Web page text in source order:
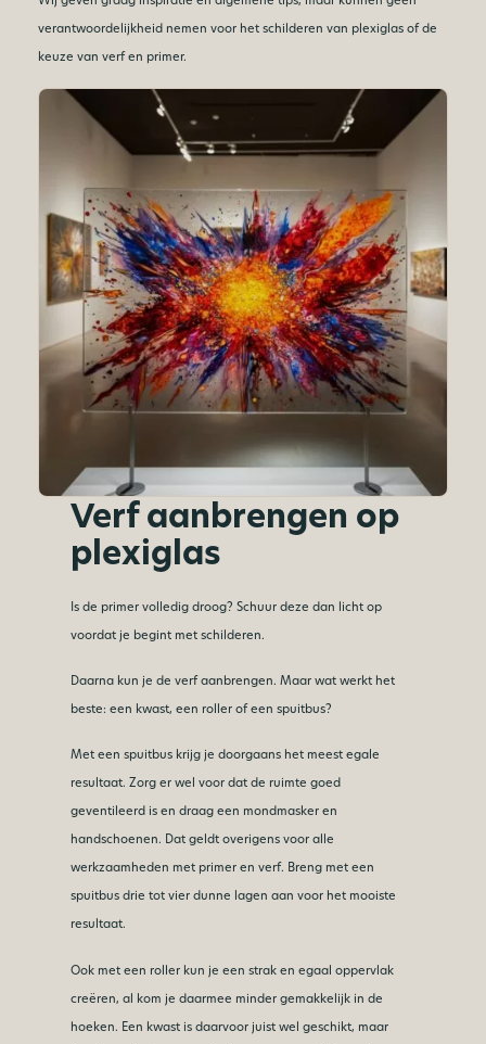
verantwoordelijkheid nemen voor het schilderen van plexiglas of de
keuze van verf en primer.
Verf aanbrengen op
plexiglas
Is de primer volledig droog? Schuur deze dan licht op
voordat je begint met schilderen.
Daarna kun je de verf aanbrengen. Maar wat werkt het
beste: een kwast, een roller of een spuitbus?
Met een spuitbus krijg je doorgaans het meest egale
resultaat. Zorg er wel voor dat de ruimte goed
geventileerd is en draag een mondmasker en
handschoenen. Dat geldt overigens voor alle
werkzaamheden met primer en verf. Breng met een
spuitbus drie tot vier dunne lagen aan voor het mooiste
resultaat.
Ook met een roller kun je een strak en egaal oppervlak
creëren, al kom je daarmee minder gemakkelijk in de
hoeken. Een kwast is daarvoor juist wel geschikt, maar